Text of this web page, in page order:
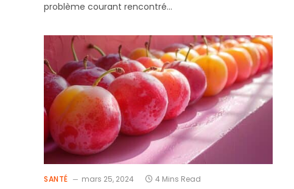
problème courant rencontré…
SANTÉ mars 25, 2024 4 Mins Read